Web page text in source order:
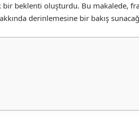
beklenti oluşturdu. Bu makalede,
derinlemesine bir bakış